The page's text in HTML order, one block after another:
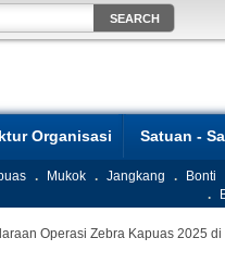
Organisasi Satuan -
. Mukok . Jangkang .
Bonti
.
Operasi Zebra Kapuas 2025